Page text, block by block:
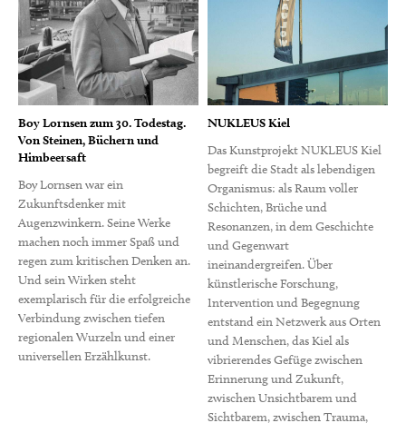
Boy Lornsen zum 30. Todestag.
Von Steinen, Büchern und
Himbeersaft
Boy Lornsen war ein
Zukunftsdenker mit
Augenzwinkern. Seine Werke
machen noch immer Spaß und
regen zum kritischen Denken an.
Und sein Wirken steht
exemplarisch für die erfolgreiche
Verbindung zwischen tiefen
regionalen Wurzeln und einer
universellen Erzählkunst.
NUKLEUS Kiel
Das Kunstprojekt NUKLEUS Kiel
begreift die Stadt als lebendigen
Organismus: als Raum voller
Schichten, Brüche und
Resonanzen, in dem Geschichte
und Gegenwart
ineinandergreifen. Über
künstlerische Forschung,
Intervention und Begegnung
entstand ein Netzwerk aus Orten
und Menschen, das Kiel als
vibrierendes Gefüge zwischen
Erinnerung und Zukunft,
zwischen Unsichtbarem und
Sichtbarem, zwischen Trauma,